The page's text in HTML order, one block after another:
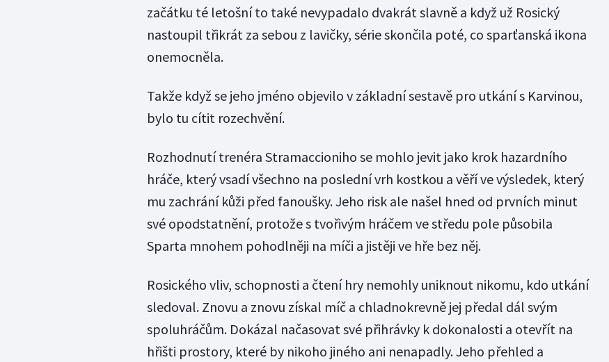
začátku té letošní to také nevypadalo dvakrát slavně a když už Rosický
nastoupil třikrát za sebou z lavičky, série skončila poté, co sparťanská ikona
onemocněla.
Takže když se jeho jméno objevilo v základní sestavě pro utkání s Karvinou,
bylo tu cítit rozechvění.
Rozhodnutí trenéra Stramaccioniho se mohlo jevit jako krok hazardního
hráče, který vsadí všechno na poslední vrh kostkou a věří ve výsledek, který
mu zachrání kůži před fanoušky. Jeho risk ale našel hned od prvních minut
své opodstatnění, protože s tvořivým hráčem ve středu pole působila
Sparta mnohem pohodlněji na míči a jistěji ve hře bez něj.
Rosického vliv, schopnosti a čtení hry nemohly uniknout nikomu, kdo utkání
sledoval. Znovu a znovu získal míč a chladnokrevně jej předal dál svým
spoluhráčům. Dokázal načasovat své přihrávky k dokonalosti a otevřít na
hřišti prostory, které by nikoho jiného ani nenapadly. Jeho přehled a